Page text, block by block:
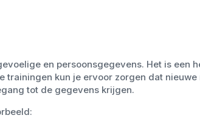
en persoonsgegevens. Het is een
trainingen kun je ervoor zorgen dat
tot de gegevens krijgen.